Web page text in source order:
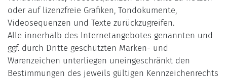
oder auf lizenzfreie Grafiken, Tondokumente,
Videosequenzen und Texte zurückzugreifen.
Alle innerhalb des Internetangebotes genannten und
ggf. durch Dritte geschützten Marken- und
Warenzeichen unterliegen uneingeschränkt den
Bestimmungen des jeweils gültigen Kennzeichenrechts